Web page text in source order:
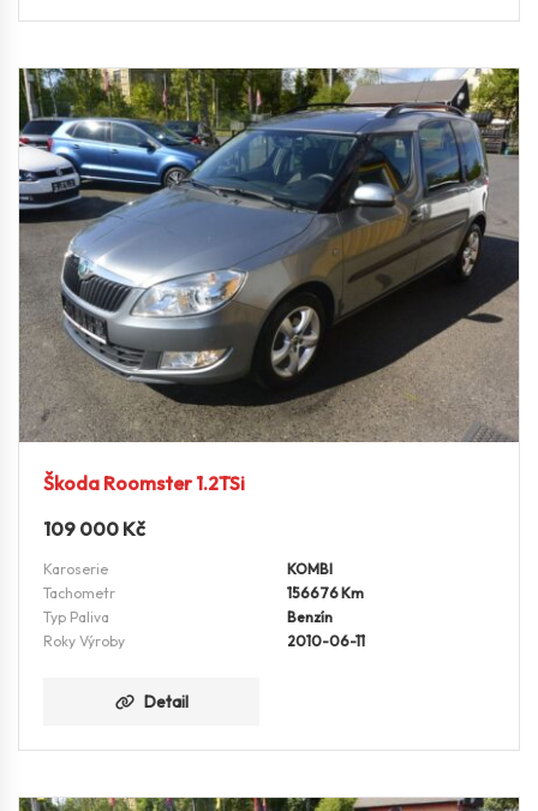
Škoda Roomster 1.2TSi
109 000 Kč
Karoserie
KOMBI
Tachometr
156676 Km
Typ Paliva
Benzín
Roky Výroby
2010-06-11
Detail